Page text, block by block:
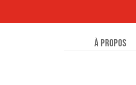
À propos